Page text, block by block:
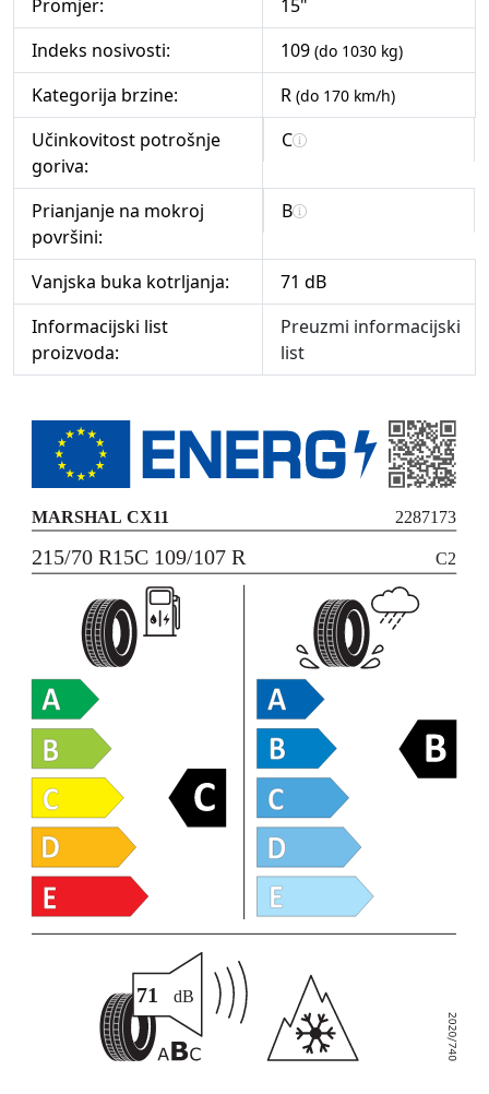
Promjer:
15"
Indeks nosivosti:
109 (do 1030 kg)
Kategorija brzine: R (do 170 km/h)
Učinkovitost potrošnje
goriva:
C
Prianjanje na mokroj
površini:
B
Vanjska buka kotrljanja:
71 dB
Informacijski list
proizvoda:
Preuzmi informacijski
list